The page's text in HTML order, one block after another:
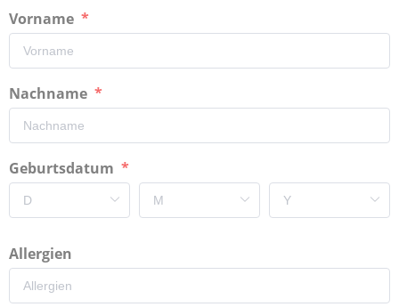
Vorname
Nachname
Geburtsdatum
Allergien